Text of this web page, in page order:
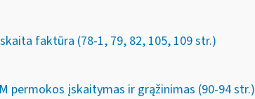
faktūra (78-1, 79, 82, 105, 109 str.)
permokos įskaitymas ir grąžinimas (90-94 str.)